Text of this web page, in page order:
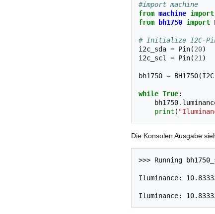
#import machine
from machine import
from
bh1750 import
# Initialize I2C-
i2c_sda = Pin(20)
i2c_scl
= Pin(21 )
bh1750 = BH1750(I2C
while True:
bh1750.
print (
Die Konsolen Ausgabe
>>> Running
Iluminance: